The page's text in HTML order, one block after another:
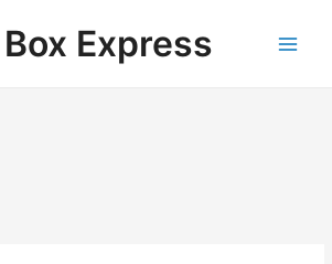
Express